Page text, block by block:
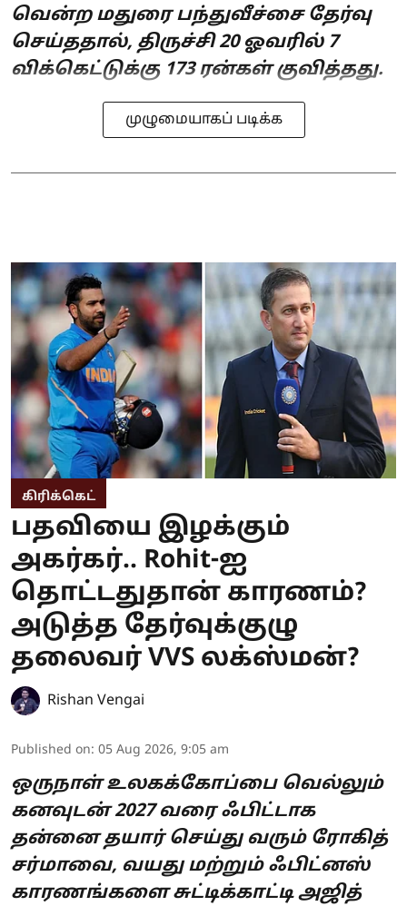
வென்ற மதுரை பந்துவீச்சை தேர்வு
செய்ததால், திருச்சி 20 ஓவரில் 7
விக்கெட்டுக்கு 173 ரன்கள் குவித்தது.
முழுமையாகப் படிக்க
கிரிக்கெட்
பதவியை இழக்கும்
அகர்கர்.. Rohit-ஐ
தொட்டதுதான் காரணம்?
அடுத்த தேர்வுக்குழு
தலைவர் VVS லக்ஸ்மன்?
Rishan Vengai
Published on: 05 Aug 2026, 9:05 am
ஒருநாள் உலகக்கோப்பை வெல்லும்
கனவுடன் 2027 வரை ஃபிட்டாக
தன்னை தயார் செய்து வரும் ரோகித்
சர்மாவை, வயது மற்றும் ஃபிட்னஸ்
காரணங்களை சுட்டிக்காட்டி அஜித்